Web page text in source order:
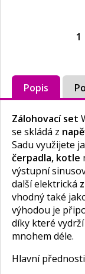
Popis
Zálohovací set
se skládá z
Sadu využijete
čerpadla, kotle
výstupní
další elektrická
vhodný také
výhodou je
díky které
mnohem déle.
Hlavní přednosti